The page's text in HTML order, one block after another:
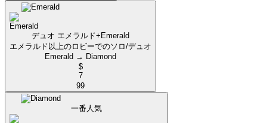
デュオ エメラルド+ Emerald
エメラルド以上のロビーでのソロ/デュオ
Emerald → Diamond
$
7
99
一番人気